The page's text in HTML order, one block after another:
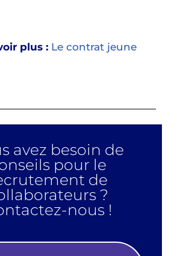
plus : Le contrat jeune
avez besoin de
pour le
de
?
nous !